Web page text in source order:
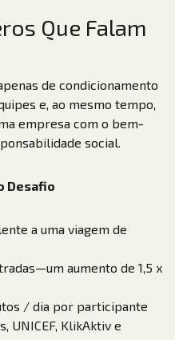
Que Falam
de condicionamento
e, ao mesmo tempo,
empresa com o bem-
social.
Desafio
a uma viagem de
aumento de 1,5 x
/ dia por participante
UNICEF, KlikAktiv e